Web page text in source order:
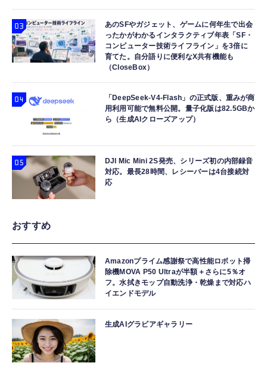
あのSFやガジェット、ゲームに何年生で出会
ったかがわかるインタラクティブ年表「SF・
コンピューター技術ライフライン」を3倍に
育てた。自分語りに便利なX共有機能も
（CloseBox）
「DeepSeek-V4-Flash」の正式版、重みが商
用利用可能で無料公開。量子化版は82.5GBか
ら（生成AIクローズアップ）
DJI Mic Mini 2S発売、シリーズ初の内部録音
対応。最長28時間、レシーバーは4台接続対
応
おすすめ
Amazonプライム感謝祭で高性能ロボット掃
除機MOVA P50 Ultraが半額＋さらに5％オ
フ。水拭きモップ自動洗浄・乾燥まで対応ハ
イエンドモデル
生成AIグラビアギャラリー